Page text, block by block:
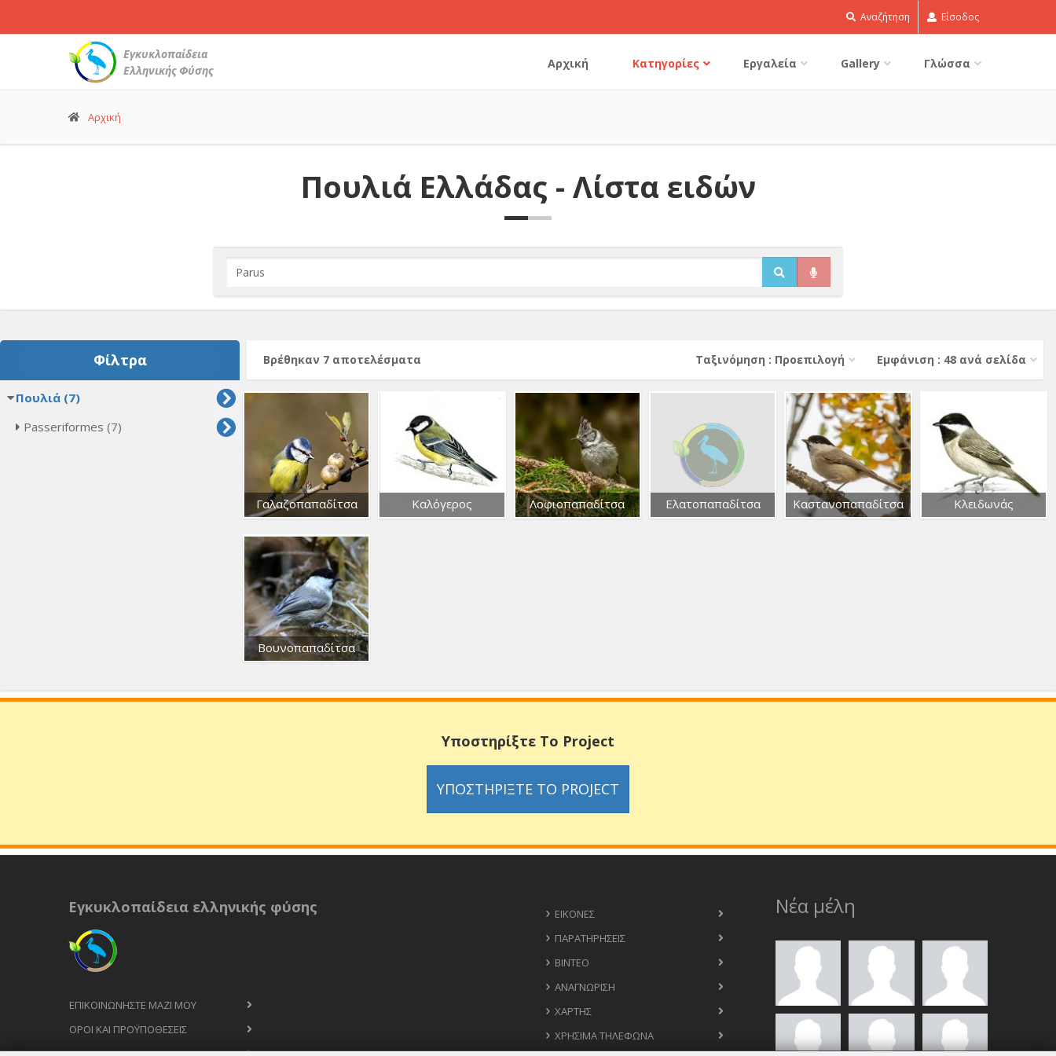
Αναζήτηση Είσοδος
Εγκυκλοπαίδεια
Ελληνικής Φύσης
Αρχική Κατηγορίες Εργαλεία Gallery Γλώσσα
Αρχική
Πουλιά Ελλάδας - Λίστα ειδών
Φίλτρα
Πουλιά (7)
Passeriformes (7)
Βρέθηκαν 7 αποτελέσματα Εμφάνιση : 48 ανά σελίδα
Тαξινόμηση : Προεπιλογή
Γαλαζοπαπαδίτσα Καλόγερος Λοφιοπαπαδίτσα Ελατοπαπαδίτσα Καστανοπαπαδίτσα Κλειδωνάς
Βουνοπαπαδίτσα
Υποστηρίξτε Το Project
ΥΠΟΣΤΗΡΊΞΤΕ ΤΟ PROJECT
Εγκυκλοπαίδεια ελληνικής φύσης
ΕΠΙΚΟΙΝΩΝΉΣΤΕ ΜΑΖΊ ΜΟΥ
ΟΡΟΙ ΚΑΙ ΠΡΟΫΠΟΘΈΣΕΙΣ
ΕΙΚΌΝΕΣ
ΠΑΡΑΤΗΡΉΣΕΙΣ
ΒΊΝΤΕΟ
ΑΝΑΓΝΏΡΙΣΗ
ΧΆΡΤΗΣ
ΧΡΉΣΙΜΑ ΤΗΛΈΦΩΝΑ
Νέα μέλη